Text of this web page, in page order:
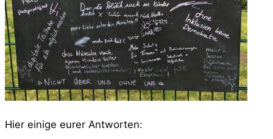
Hier einige eurer Antworten: